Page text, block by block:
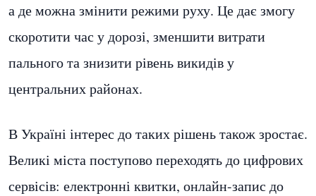
а де можна змінити режими руху. Це дає змогу
скоротити час у дорозі, зменшити витрати
пального та знизити рівень викидів у
центральних районах.
В Україні інтерес до таких рішень також зростає.
Великі міста поступово переходять до цифрових
сервісів: електронні квитки, онлайн-запис до